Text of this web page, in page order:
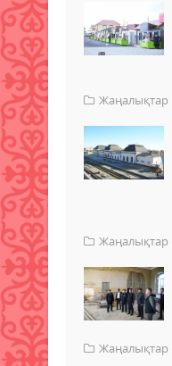
Жаңалықтар
Жаңалықтар
Жаңалықтар